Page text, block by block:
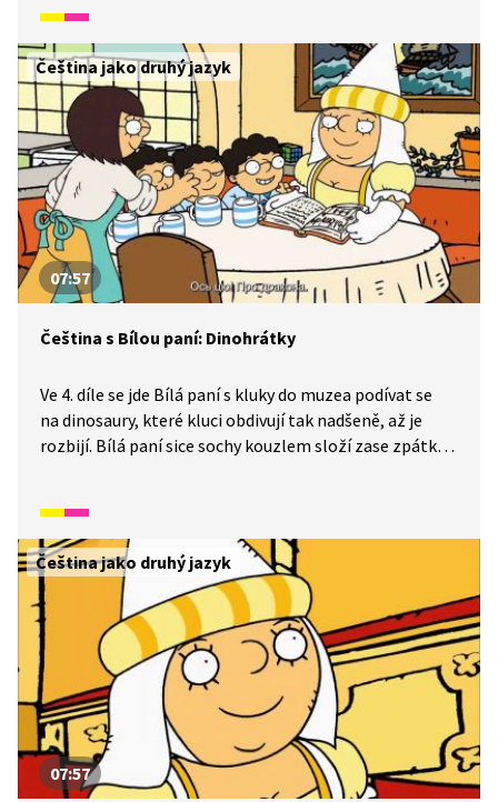
dokud kluci nevyrostou.
Čeština jako druhý jazyk
07:57
Čeština s Bílou paní: Dinohrátky
Ve 4. díle se jde Bílá paní s kluky do muzea podívat se
na dinosaury, které kluci obdivují tak nadšeně, až je
rozbijí. Bílá paní sice sochy kouzlem složí zase zpátky,
zneškodnit.
Čeština jako druhý jazyk
07:57